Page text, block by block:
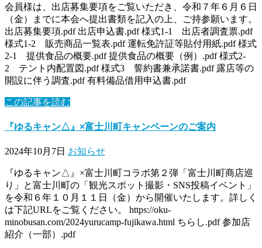
会員様は、出店募集要項をご覧いただき、令和７年６月６日
（金）までに本会へ提出書類を記入の上、ご持参願います。
出店募集要項.pdf 出店申込書.pdf 様式1-1 出店者調査票.pdf
様式1-2 販売商品一覧表.pdf 運転免許証等貼付用紙.pdf 様式
2-1 提供食品の概要.pdf 提供食品の概要（例）.pdf 様式2-
2 テント内配置図.pdf 様式3 誓約書兼承諾書.pdf 露店等の
開設に伴う調査.pdf 有料備品借用申込書.pdf
この記事を読む
『ゆるキャン△』×富士川町キャンペーンのご案内
2024年10月7日 お知らせ
『ゆるキャン△』×富士川町コラボ第２弾「富士川町商店巡
り」と富士川町の「観光スポット撮影・SNS投稿イベント」
を令和６年１０月１１日（金）から開催いたします。詳しく
は下記URLをご覧ください。 https://oku-
minobusan.com/2024yurucamp-fujikawa.html ちらし.pdf 参加店
紹介（一部）.pdf